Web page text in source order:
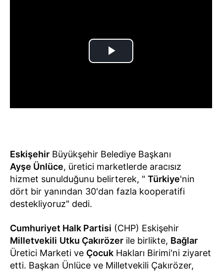
Eskişehir Büyükşehir Belediye Başkanı
Ayşe Ünlüce, üretici marketlerde aracısız
hizmet sunulduğunu belirterek, " Türkiye'nin
dört bir yanından 30'dan fazla kooperatifi
destekliyoruz" dedi.
Cumhuriyet Halk Partisi (CHP) Eskişehir
Milletvekili Utku Çakırözer ile birlikte, Bağlar
Üretici Marketi ve Çocuk Hakları Birimi'ni ziyaret
etti. Başkan Ünlüce ve Milletvekili Çakırözer,